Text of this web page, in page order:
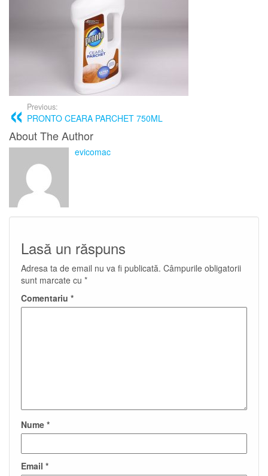
Previous:
PRONTO CEARA PARCHET 750ML
About The Author
evicomac
Lasă un răspuns
Adresa ta de email nu va fi publicată. Câmpurile obligatorii
sunt marcate cu *
Comentariu *
Nume *
Email *